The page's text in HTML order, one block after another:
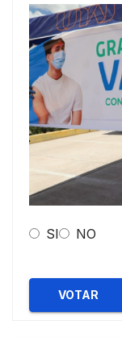
SI NO
VOTAR